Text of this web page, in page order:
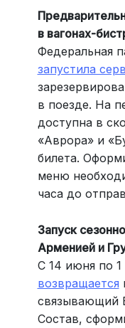
в вагонах-
Федеральная
запустила
в поезде. На
доступна в
«Аврора» и
билета.
меню
часа до
Запуск
Арменией и
С 14 июня по 1
возвращается
связывающий
Состав,